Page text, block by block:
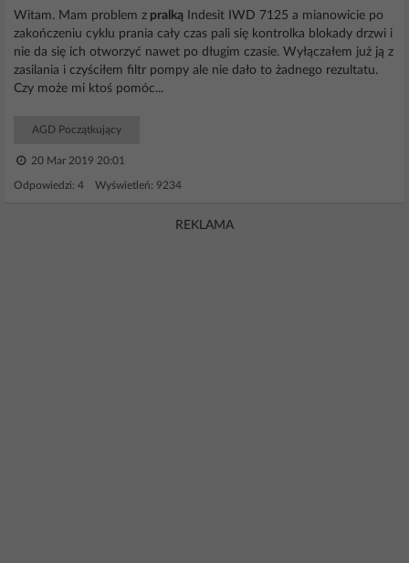
Witam. Mam problem z pralką Indesit IWD 7125 a mianowicie po
zakończeniu cyklu prania cały czas pali się kontrolka blokady drzwi i
nie da się ich otworzyć nawet po długim czasie. Wyłączałem już ją z
zasilania i czyściłem filtr pompy ale nie dało to żadnego rezultatu.
Czy może mi ktoś pomóc...
AGD Początkujący
20 Mar 2019 20:01
Odpowiedzi: 4 Wyświetleń: 9234
REKLAMA